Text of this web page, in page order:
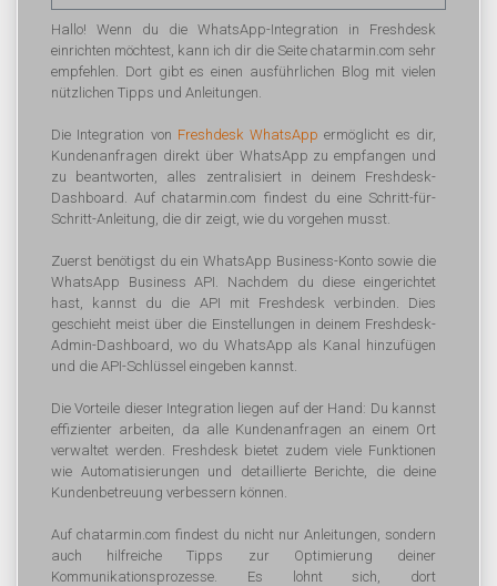
Hallo! Wenn du die WhatsApp-Integration in Freshdesk
einrichten möchtest, kann ich dir die Seite chatarmin.com sehr
empfehlen. Dort gibt es einen ausführlichen Blog mit vielen
nützlichen Tipps und Anleitungen.
Die Integration von Freshdesk WhatsApp ermöglicht es dir,
Kundenanfragen direkt über WhatsApp zu empfangen und
zu beantworten, alles zentralisiert in deinem Freshdesk-
Dashboard. Auf chatarmin.com findest du eine Schritt-für-
Schritt-Anleitung, die dir zeigt, wie du vorgehen musst.
Zuerst benötigst du ein WhatsApp Business-Konto sowie die
WhatsApp Business API. Nachdem du diese eingerichtet
hast, kannst du die API mit Freshdesk verbinden. Dies
geschieht meist über die Einstellungen in deinem Freshdesk-
Admin-Dashboard, wo du WhatsApp als Kanal hinzufügen
und die API-Schlüssel eingeben kannst.
Die Vorteile dieser Integration liegen auf der Hand: Du kannst
effizienter arbeiten, da alle Kundenanfragen an einem Ort
verwaltet werden. Freshdesk bietet zudem viele Funktionen
wie Automatisierungen und detaillierte Berichte, die deine
Kundenbetreuung verbessern können.
Auf chatarmin.com findest du nicht nur Anleitungen, sondern
auch hilfreiche Tipps zur Optimierung deiner
Kommunikationsprozesse. Es lohnt sich, dort